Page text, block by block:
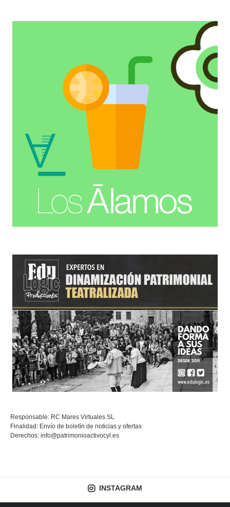
Responsable: RC Mares Virtuales SL
Finalidad: Envío de boletín de noticias y ofertas
Derechos: info@patrimonioactivocyl.es
INSTAGRAM